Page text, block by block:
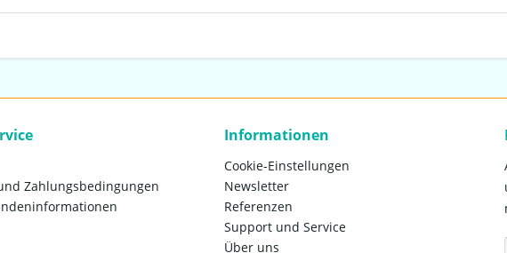
Zahlungsbedingungen
Informationen
Cookie-Einstellungen
Newsletter
Referenzen
Support und Service
Über uns